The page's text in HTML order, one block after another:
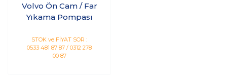
Volvo Ön Cam / Far
Yıkama Pompası
STOK ve FİYAT SOR :
0533 481 87 87 / 0312 278
00 87